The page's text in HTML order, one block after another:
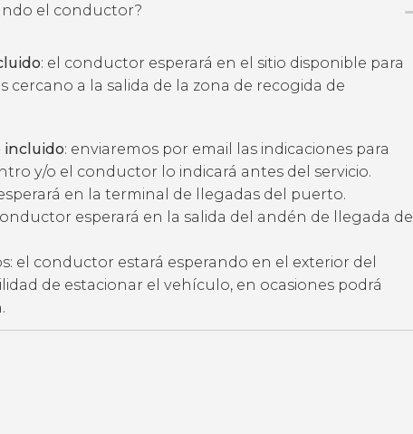
el conductor?
: el conductor esperará en el sitio disponible para
cercano a la salida de la zona de recogida de
incluido: enviaremos por email las indicaciones para
y/o el conductor lo indicará antes del servicio.
en la terminal de llegadas del puerto.
esperará en la salida del andén de llegada del
el conductor estará esperando en el exterior del
de estacionar el vehículo, en ocasiones podrá